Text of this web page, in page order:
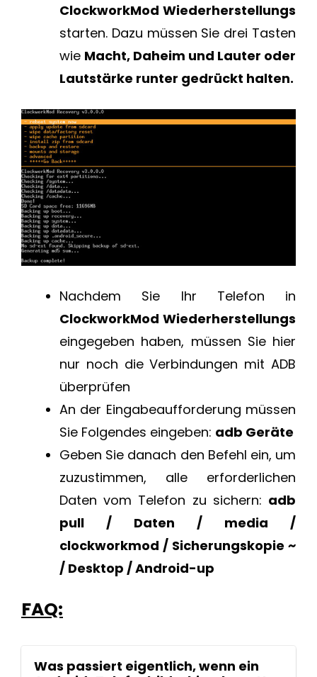
ClockworkMod Wiederherstellungs
starten. Dazu müssen Sie drei Tasten
wie Macht, Daheim und Lauter oder
Lautstärke runter gedrückt halten.
Nachdem Sie Ihr Telefon in
ClockworkMod Wiederherstellungs
eingegeben haben, müssen Sie hier
nur noch die Verbindungen mit ADB
überprüfen
An der Eingabeaufforderung müssen
Sie Folgendes eingeben: adb Geräte
Geben Sie danach den Befehl ein, um
zuzustimmen, alle erforderlichen
Daten vom Telefon zu sichern: adb
pull / Daten / media /
clockworkmod / Sicherungskopie ~
/ Desktop / Android-up
FAQ:
Was passiert eigentlich, wenn ein